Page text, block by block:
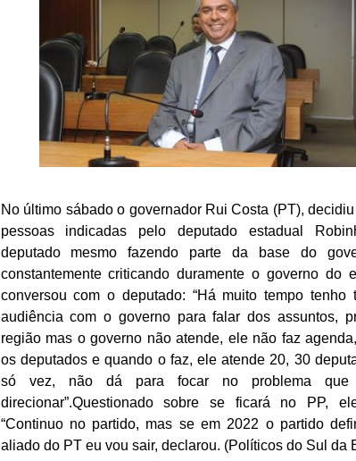
No último sábado o governador Rui Costa (PT),
pessoas indicadas pelo deputado estadual
deputado mesmo fazendo parte da base do
constantemente criticando duramente o governo do
conversou com o deputado: “Há muito tempo tenho
audiência com o governo para falar dos assuntos,
região mas o governo não atende, ele não faz
os deputados e quando o faz, ele atende 20, 30
só vez, não dá para focar no problema que
direcionar”.Questionado sobre se ficará no PP,
“Continuo no partido, mas se em 2022 o partido
aliado do PT eu vou sair, declarou. (Políticos do Sul da